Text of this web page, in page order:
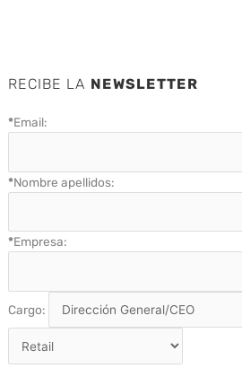
RECIBE LA NEWSLETTER
*Email:
*Nombre apellidos:
*Empresa:
Cargo: